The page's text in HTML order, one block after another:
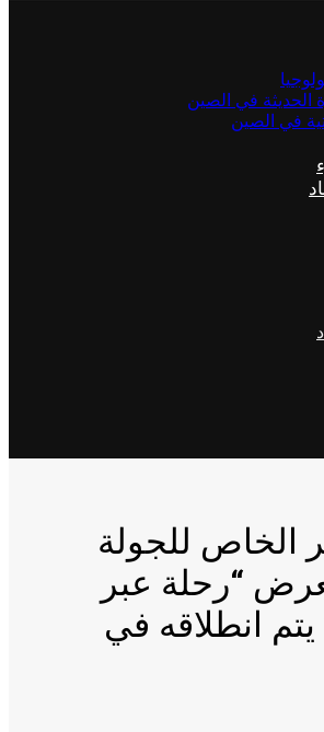
الحديثة في الصين
في الصين
للجولة
“رحلة عبر
انطلاقه في